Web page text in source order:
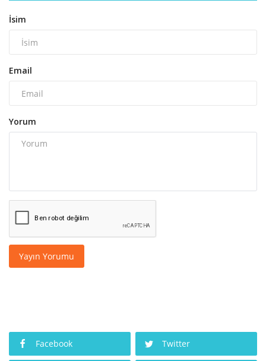
İsim
Email
Yorum
Yayın Yorumu
Facebook Twitter